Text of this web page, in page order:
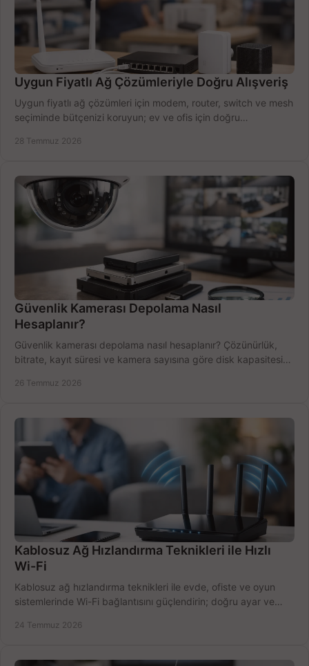
Uygun Fiyatlı Ağ Çözümleriyle Doğru Alışveriş
Uygun fiyatlı ağ çözümleri için modem, router, switch ve mesh
seçiminde bütçenizi koruyun; ev ve ofis için doğru
28 Temmuz 2026
Güvenlik Kamerası Depolama Nasıl
Hesaplanır?
Güvenlik kamerası depolama nasıl hesaplanır? Çözünürlük,
bitrate, kayıt süresi ve kamera sayısına göre disk kapasitesini
26 Temmuz 2026
Kablosuz Ağ Hızlandırma Teknikleri ile Hızlı
Wi-Fi
Kablosuz ağ hızlandırma teknikleri ile evde, ofiste ve oyun
sistemlerinde Wi-Fi bağlantısını güçlendirin; doğru ayar ve
24 Temmuz 2026